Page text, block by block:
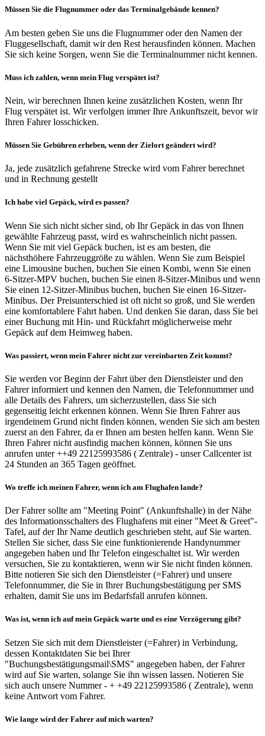
Müssen Sie die Flugnummer oder das Terminalgebäude kennen?
Am besten geben Sie uns die Flugnummer oder den Namen der
Fluggesellschaft, damit wir den Rest herausfinden können. Machen
Sie sich keine Sorgen, wenn Sie die Terminalnummer nicht kennen.
Muss ich zahlen, wenn mein Flug verspätet ist?
Nein, wir berechnen Ihnen keine zusätzlichen Kosten, wenn Ihr
Flug verspätet ist. Wir verfolgen immer Ihre Ankunftszeit, bevor wir
Ihren Fahrer losschicken.
Müssen Sie Gebühren erheben, wenn der Zielort geändert wird?
Ja, jede zusätzlich gefahrene Strecke wird vom Fahrer berechnet
und in Rechnung gestellt
Ich habe viel Gepäck, wird es passen?
Wenn Sie sich nicht sicher sind, ob Ihr Gepäck in das von Ihnen
gewählte Fahrzeug passt, wird es wahrscheinlich nicht passen.
Wenn Sie mit viel Gepäck buchen, ist es am besten, die
nächsthöhere Fahrzeuggröße zu wählen. Wenn Sie zum Beispiel
eine Limousine buchen, buchen Sie einen Kombi, wenn Sie einen
6-Sitzer-MPV buchen, buchen Sie einen 8-Sitzer-Minibus und wenn
Sie einen 12-Sitzer-Minibus buchen, buchen Sie einen 16-Sitzer-
Minibus. Der Preisunterschied ist oft nicht so groß, und Sie werden
eine komfortablere Fahrt haben. Und denken Sie daran, dass Sie bei
einer Buchung mit Hin- und Rückfahrt möglicherweise mehr
Gepäck auf dem Heimweg haben.
Was passiert, wenn mein Fahrer nicht zur vereinbarten Zeit kommt?
Sie werden vor Beginn der Fahrt über den Dienstleister und den
Fahrer informiert und kennen den Namen, die Telefonnummer und
alle Details des Fahrers, um sicherzustellen, dass Sie sich
gegenseitig leicht erkennen können. Wenn Sie Ihren Fahrer aus
irgendeinem Grund nicht finden können, wenden Sie sich am besten
zuerst an den Fahrer, da er Ihnen am besten helfen kann. Wenn Sie
Ihren Fahrer nicht ausfindig machen können, können Sie uns
anrufen unter ++49 22125993586 ( Zentrale) - unser Callcenter ist
24 Stunden an 365 Tagen geöffnet.
Wo treffe ich meinen Fahrer, wenn ich am Flughafen lande?
Der Fahrer sollte am "Meeting Point" (Ankunftshalle) in der Nähe
des Informationsschalters des Flughafens mit einer "Meet & Greet"-
Tafel, auf der Ihr Name deutlich geschrieben steht, auf Sie warten.
Stellen Sie sicher, dass Sie eine funktionierende Handynummer
angegeben haben und Ihr Telefon eingeschaltet ist. Wir werden
versuchen, Sie zu kontaktieren, wenn wir Sie nicht finden können.
Bitte notieren Sie sich den Dienstleister (=Fahrer) und unsere
Telefonnummer, die Sie in Ihrer Buchungsbestätigung per SMS
erhalten, damit Sie uns im Bedarfsfall anrufen können.
Was ist, wenn ich auf mein Gepäck warte und es eine Verzögerung gibt?
Setzen Sie sich mit dem Dienstleister (=Fahrer) in Verbindung,
dessen Kontaktdaten Sie bei Ihrer
"Buchungsbestätigungsmail\SMS" angegeben haben, der Fahrer
wird auf Sie warten, solange Sie ihn wissen lassen. Notieren Sie
sich auch unsere Nummer - + +49 22125993586 ( Zentrale), wenn
keine Antwort vom Fahrer.
Wie lange wird der Fahrer auf mich warten?